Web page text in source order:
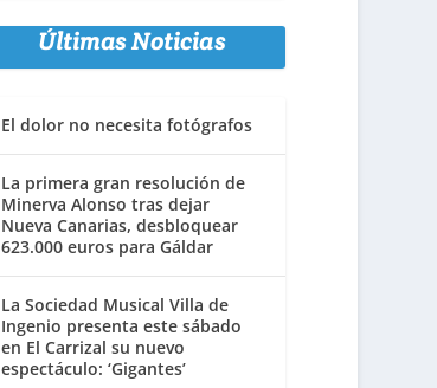
Últimas Noticias
El dolor no necesita fotógrafos
La primera gran resolución de
Minerva Alonso tras dejar
Nueva Canarias, desbloquear
623.000 euros para Gáldar
La Sociedad Musical Villa de
Ingenio presenta este sábado
en El Carrizal su nuevo
espectáculo: ‘Gigantes’